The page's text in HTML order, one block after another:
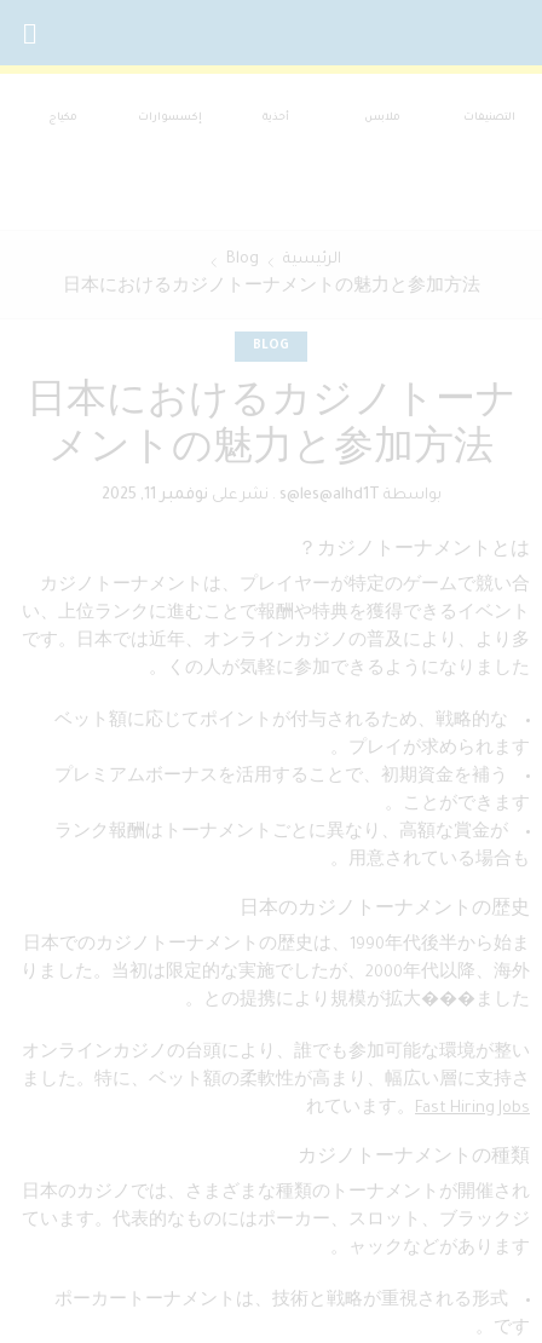
التصنيفات ملابس أحذية إكسسوارات مكياج
الرئيسية
Blog
日本におけるカジノトーナメントの魅力と参加方法
BLOG
日本におけるカジノトーナ
メントの魅力と参加方法
بواسطة s@les@alhd1T
. نشر على نوفمبر 11, 2025
カジノトーナメントとは？
カジノトーナメントは、プレイヤーが特定のゲームで競い合
い、上位ランクに進むことで報酬や特典を獲得できるイベント
です。日本では近年、オンラインカジノの普及により、より多
くの人が気軽に参加できるようになりました。
ベット額に応じてポイントが付与されるため、戦略的な
プレイが求められます。
プレミアムボーナスを活用することで、初期資金を補う
ことができます。
ランク報酬はトーナメントごとに異なり、高額な賞金が
用意されている場合も。
日本のカジノトーナメントの歴史
日本でのカジノトーナメントの歴史は、1990年代後半から始ま
りました。当初は限定的な実施でしたが、2000年代以降、海外
との提携により規模が拡大���ました。
オンラインカジノの台頭により、誰でも参加可能な環境が整い
ました。特に、ベット額の柔軟性が高まり、幅広い層に支持さ
れています。 Fast Hiring Jobs
カジノトーナメントの種類
日本のカジノでは、さまざまな種類のトーナメントが開催され
ています。代表的なものにはポーカー、スロット、ブラックジ
ャックなどがあります。
ポーカートーナメントは、技術と戦略が重視される形式
です。